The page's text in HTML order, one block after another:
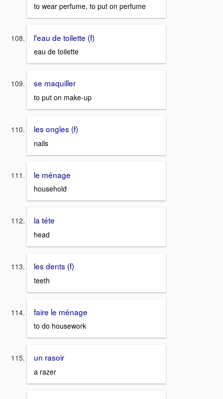
to wear perfume, to put on perfume
l'eau de toilette (f)
eau de toilette
se maquiller
to put on make-up
les ongles (f)
nails
le ménage
household
la téte
head
les dents (f)
teeth
faire le ménage
to do housework
un rasoir
a razer